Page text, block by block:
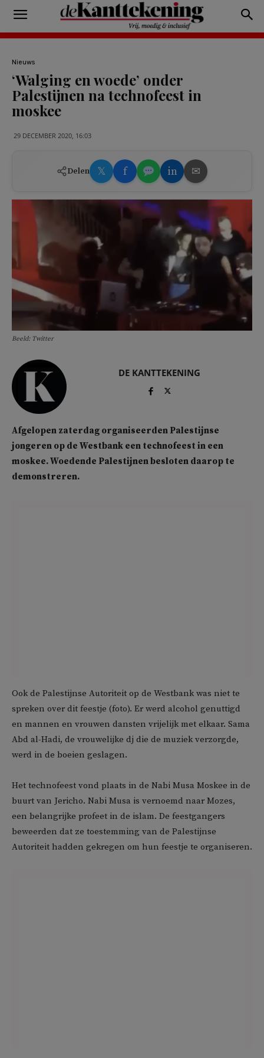
Nieuws
‘Walging en woede’ onder
Palestijnen na technofeest in
moskee
29 DECEMBER 2020, 16:03
Delen 𝕏 f in ✉
Beeld: Twitter
DE KANTTEKENING
Afgelopen zaterdag organiseerden Palestijnse
jongeren op de Westbank een technofeest in een
moskee. Woedende Palestijnen besloten daarop te
demonstreren.
Ook de Palestijnse Autoriteit op de Westbank was niet te
spreken over dit feestje (foto). Er werd alcohol genuttigd
en mannen en vrouwen dansten vrijelijk met elkaar. Sama
Abd al-Hadi, de vrouwelijke dj die de muziek verzorgde,
werd in de boeien geslagen.
Het technofeest vond plaats in de Nabi Musa Moskee in de
buurt van Jericho. Nabi Musa is vernoemd naar Mozes,
een belangrijke profeet in de islam. De feestgangers
beweerden dat ze toestemming van de Palestijnse
Autoriteit hadden gekregen om hun feestje te organiseren.